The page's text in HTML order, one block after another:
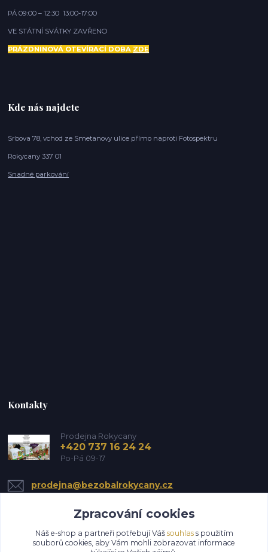
PÁ 09:00 – 12:30 13:00-17:00
VE STÁTNÍ SVÁTKY ZAVŘENO
PRÁZDNINOVÁ OTEVÍRACÍ DOBA ZDE
Kde nás najdete
Srbova 78, vchod ze Smetanovy ulice přímo naproti Fotospektru
Rokycany 337 01
Snadné parkování
Kontakty
Prodejna Rokycany
+420 737 16 24 24
Po-Pá 09-17
prodejna@bezobalrokycany.cz
Zpracování cookies
Náš e-shop a partneři potřebují Váš souhlass použitím
souborů cookies, aby Vám mohli zobrazovat informace